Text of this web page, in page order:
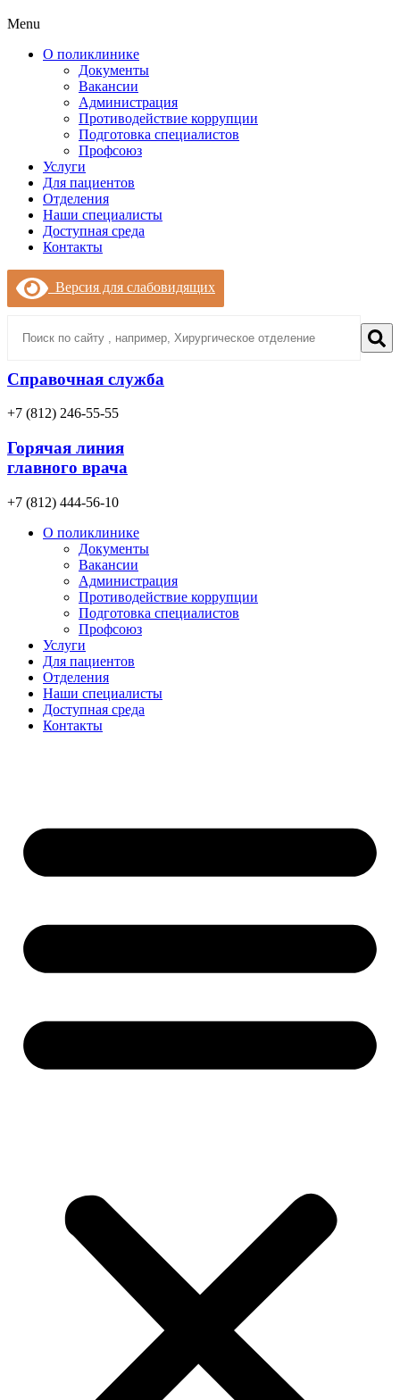
Menu
О поликлинике
Документы
Вакансии
Администрация
Противодействие коррупции
Подготовка специалистов
Профсоюз
Услуги
Для пациентов
Отделения
Наши специалисты
Доступная среда
Контакты
Версия для слабовидящих
Справочная служба
+7 (812) 246-55-55
Горячая линия
главного врача
+7 (812) 444-56-10
О поликлинике
Документы
Вакансии
Администрация
Противодействие коррупции
Подготовка специалистов
Профсоюз
Услуги
Для пациентов
Отделения
Наши специалисты
Доступная среда
Контакты